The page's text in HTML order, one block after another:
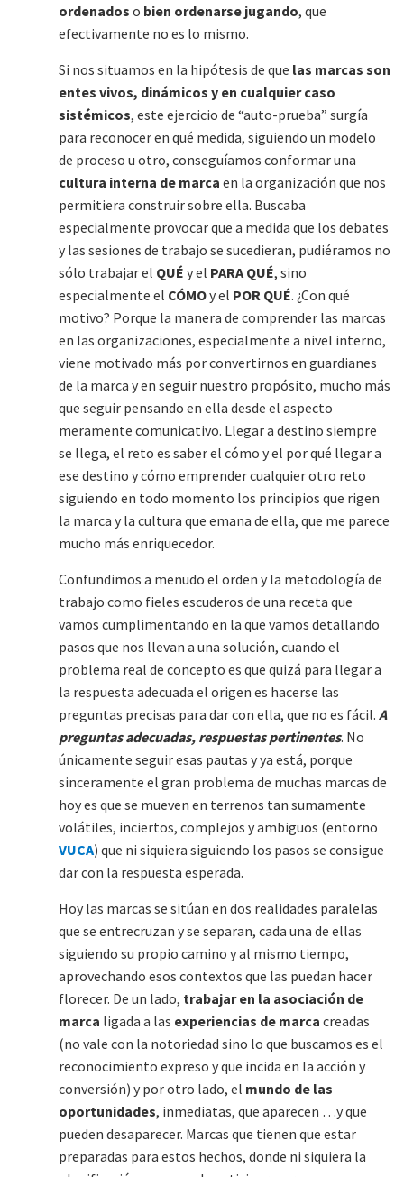
ordenados o bien ordenarse jugando, que
efectivamente no es lo mismo.
Si nos situamos en la hipótesis de que las marcas son
entes vivos, dinámicos y en cualquier caso
sistémicos, este ejercicio de “auto-prueba” surgía
para reconocer en qué medida, siguiendo un modelo
de proceso u otro, conseguíamos conformar una
cultura interna de marca en la organización que nos
permitiera construir sobre ella. Buscaba
especialmente provocar que a medida que los debates
y las sesiones de trabajo se sucedieran, pudiéramos no
sólo trabajar el QUÉ y el PARA QUÉ, sino
especialmente el CÓMOy el POR QUÉ. ¿Con qué
motivo? Porque la manera de comprender las marcas
en las organizaciones, especialmente a nivel interno,
viene motivado más por convertirnos en guardianes
de la marca y en seguir nuestro propósito, mucho más
que seguir pensando en ella desde el aspecto
meramente comunicativo. Llegar a destino siempre
se llega, el reto es saber el cómo y el por qué llegar a
ese destino y cómo emprender cualquier otro reto
siguiendo en todo momento los principios que rigen
la marca y la cultura que emana de ella, que me parece
mucho más enriquecedor.
Confundimos a menudo el orden y la metodología de
trabajo como fieles escuderos de una receta que
vamos cumplimentando en la que vamos detallando
pasos que nos llevan a una solución, cuando el
problema real de concepto es que quizá para llegar a
la respuesta adecuada el origen es hacerse las
preguntas precisas para dar con ella, que no es fácil. A
preguntas adecuadas, respuestas pertinentes. No
únicamente seguir esas pautas y ya está, porque
sinceramente el gran problema de muchas marcas de
hoy es que se mueven en terrenos tan sumamente
volátiles, inciertos, complejos y ambiguos (entorno
VUCA) que ni siquiera siguiendo los pasos se consigue
dar con la respuesta esperada.
Hoy las marcas se sitúan en dos realidades paralelas
que se entrecruzan y se separan, cada una de ellas
siguiendo su propio camino y al mismo tiempo,
aprovechando esos contextos que las puedan hacer
florecer. De un lado, trabajar en la asociación de
marca ligada a las experiencias de marca creadas
(no vale con la notoriedad sino lo que buscamos es el
reconocimiento expreso y que incida en la acción y
conversión) y por otro lado, el mundo de las
oportunidades, inmediatas, que aparecen …y que
pueden desaparecer. Marcas que tienen que estar
preparadas para estos hechos, donde ni siquiera la